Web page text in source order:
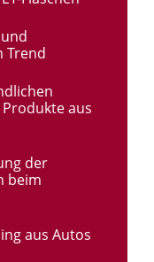
Trend
aus
der
beim
aus Autos